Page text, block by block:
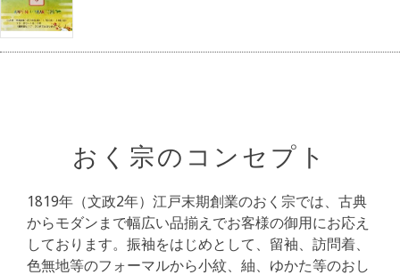
おく宗のコンセプト
1819年（文政2年）江戸末期創業のおく宗では、古典
からモダンまで幅広い品揃えでお客様の御用にお応え
しております。振袖をはじめとして、留袖、訪問着、
色無地等のフォーマルから小紋、紬、ゆかた等のおし